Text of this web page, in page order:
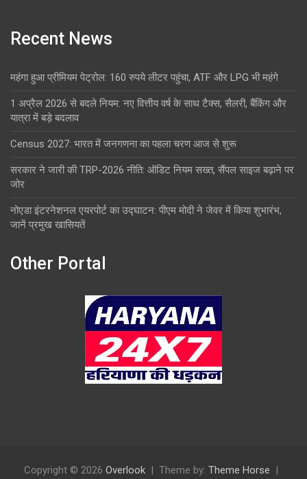
Recent News
महंगा हुआ प्रीमियम पेट्रोल: 160 रुपये लीटर पहुंचा, ATF और LPG भी महंगे
1 अप्रैल 2026 से बदले नियम: नए वित्तीय वर्ष के साथ टैक्स, सैलरी, बैंकिंग और
यात्रा में बड़े बदलाव
Census 2027: भारत में जनगणना का पहला चरण आज से शुरू
सरकार ने जारी की TRP-2026 नीति: ऑडिट नियम सख्त, सैंपल साइज बढ़ाने पर
जोर
नोएडा इंटरनेशनल एयरपोर्ट का उद्घाटन: पीएम मोदी ने जेवर में किया शुभारंभ,
जानें प्रमुख खासियतें
Other Portal
Copyright © 2026 Overlook Theme by: Theme Horse